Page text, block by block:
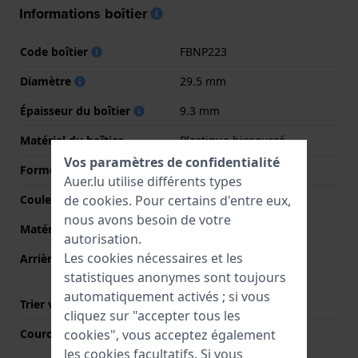
Informations boîtier
Code boîtier
FBNP223
Diamètre
29.5 mm
Épaisseur du boîtier
9.3 mm
Matériel du boîtier
Plastique biosourcé
Forme du boîtier
Rond
Couleur du boîtier
Rose
Matériau du boîtier arrière
Plastique biosourcé
Arrière de Boitier
Boîtier avec trappe de
batterie
Trier verre
Acrylique
Couronne
Couronne de tirer
Vos paramètres de confidentialité
Auer.lu utilise différents types
de cookies. Pour certains d'entre eux,
nous avons besoin de votre
autorisation.
Les cookies nécessaires et les
statistiques anonymes sont toujours
automatiquement activés ; si vous
cliquez sur "accepter tous les
cookies", vous acceptez également
les cookies facultatifs. Si vous